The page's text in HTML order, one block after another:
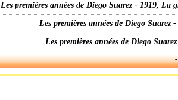
Les premières années de Diego Suarez - 1919,
Les premières années de Diego
Les premières années de Diego